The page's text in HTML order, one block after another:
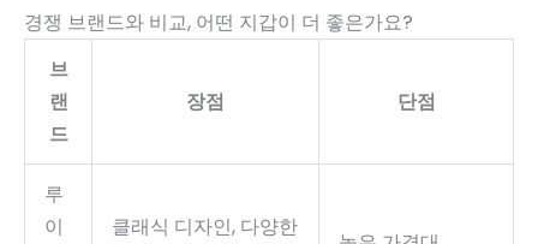
경쟁 브랜드와 비교, 어떤 지갑이 더 좋은가요?
브
랜
드
장점 단점
루
이
클래식 디자인, 다양한